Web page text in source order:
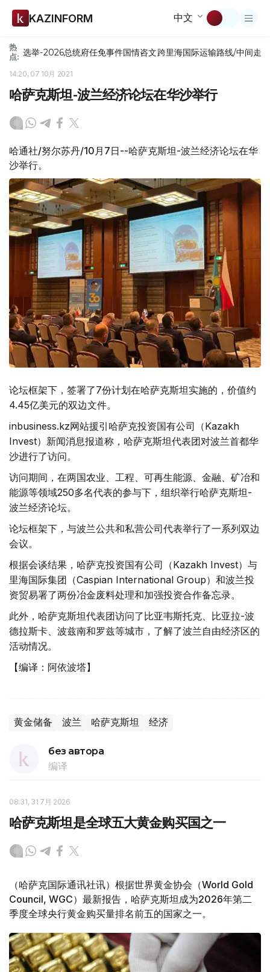
KAZINFORM 中文
热
点: 选举-2026总统府任免事件国情咨文跨里海国际运输路线/中间走廊
14:20, 07 10月 2021
哈萨克斯坦-波兰经济论坛在华沙举行
哈通社/努尔苏丹/10月7日--哈萨克斯坦-波兰经济论坛在华
沙举行。
论坛框架下，签署了7份计划在哈萨克斯坦实施的，价值约
4.45亿美元的双边文件。
inbusiness.kz网站援引哈萨克投资国有公司（Kazakh
Invest）新闻消息报道称，哈萨克斯坦代表团对波兰首都华
沙进行了访问。
访问期间，在两国农业、工程、可再生能源、金融、矿冶和
能源等领域250多名代表的参与下，组织举行哈萨克斯坦-
波兰经济论坛。
论坛框架下，与波兰公共和私营公司代表举行了一系列双边
会议。
根据会谈结果，哈萨克投资国有公司（Kazakh Invest）与
里海国际集团（Caspian International Group）和波兰投
资贸易署了两份冶金废料处理和加强投资合作备忘录。
此外，哈萨克斯坦代表团访问了比亚韦斯托克、比亚拉-波
德拉斯卡、波兹南和罗兹等城市，了解了波兰自由经济区的
活动情况。
【编译：阿依波塔】
黄金储备 波兰 哈萨克斯坦 经济
без автора
编译
08:31, 31 7月 2026
哈萨克斯坦是全球五大黄金购买国之一
（哈萨克国际通讯社讯）根据世界黄金协会（World Gold
Council, WGC）最新报告，哈萨克斯坦成为2026年第二
季度全球央行黄金购买量排名前五的国家之一。